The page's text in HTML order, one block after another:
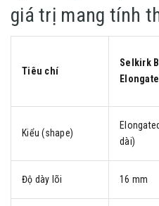
giá trị mang tính
Tiêu chí
Selkirk
Kiểu (shape)
dài)
Độ dày lõi 16 mm